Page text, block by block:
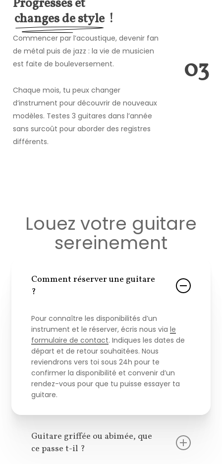
Progresses et
changes de style !
Commencer par l’acoustique, devenir fan
de métal puis de jazz : la vie de musicien
est faite de bouleversement.
Chaque mois, tu peux changer
d’instrument pour découvrir de nouveaux
modèles. Testes 3 guitares dans l’année
sans surcoût pour aborder des registres
différents.
03
Louez votre guitare
sereinement
Comment réserver une guitare
?
Pour connaître les disponibilités d’un
instrument et le réserver, écris nous via le
formulaire de contact. Indiques les dates de
départ et de retour souhaitées. Nous
reviendrons vers toi sous 24h pour te
confirmer la disponibilité et convenir d’un
rendez-vous pour que tu puisse essayer ta
guitare.
Guitare griffée ou abimée, que
ce passe t-il ?